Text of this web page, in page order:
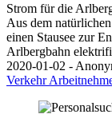
Strom für die
Aus dem
einen Stausee zur
Arlbergbahn
2020-01-02 -
Verkehr